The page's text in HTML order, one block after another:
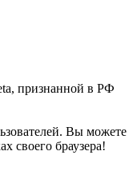
признанной в РФ
Вы можете
своего браузера!